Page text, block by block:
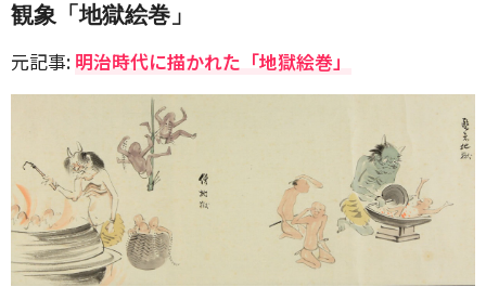
観象「地獄絵巻」
元記事: 明治時代に描かれた「地獄絵巻」